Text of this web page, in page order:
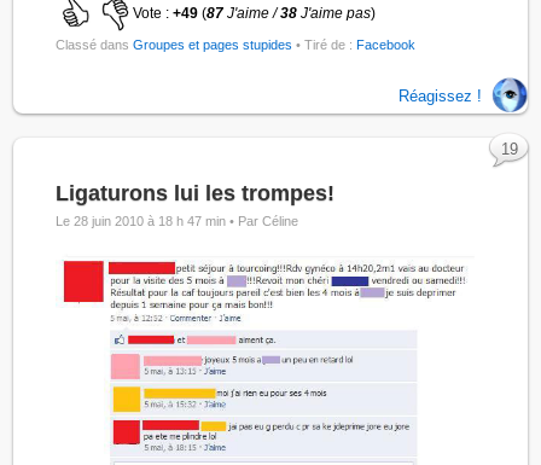
Vote :+49 (87J'aime /38 J'aime pas)
Classé dansGroupes et pages stupides • Tiré de : Facebook
Réagissez !
Ligaturons lui les trompes!
Le 28 juin 2010 à 18 h 47 min • Par Céline
19